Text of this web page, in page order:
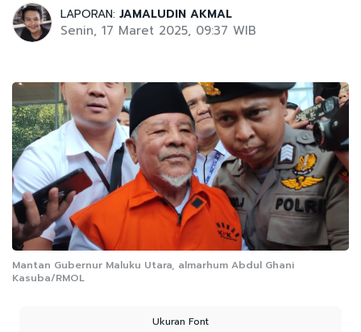
LAPORAN: JAMALUDIN AKMAL
Senin, 17 Maret 2025, 09:37 WIB
Mantan Gubernur Maluku Utara, almarhum Abdul Ghani
Kasuba/RMOL
Ukuran Font